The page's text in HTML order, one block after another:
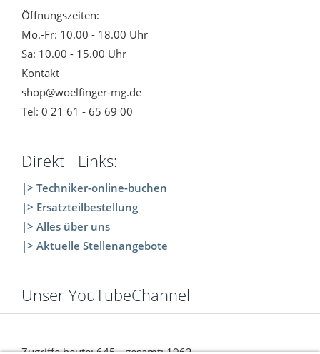
Öffnungszeiten:
Mo.-Fr: 10.00 - 18.00 Uhr
Sa: 10.00 - 15.00 Uhr
Kontakt
shop@woelfinger-mg.de
Tel: 0 21 61 - 65 69 00
Direkt - Links:
|> Techniker-online-buchen
|> Ersatzteilbestellung
|> Alles über uns
|> Aktuelle Stellenangebote
Unser YouTubeChannel